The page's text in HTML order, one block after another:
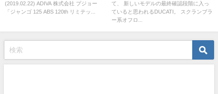
(2019.02.22) ADIVA 株式会社 プジョー
「ジャンゴ 125 ABS 120th リミテッ...
て、 新しいモデルの最終確認段階に入っ
ていると思われるDUCATI。 スクランブラ
ー系オフロ...